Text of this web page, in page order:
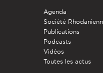
Agenda
Société
Publications
Podcasts
Vidéos
Toutes les actus